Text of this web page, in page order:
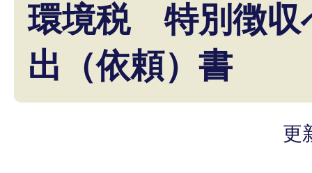
環境税 特別徴収
出（依頼）書
更